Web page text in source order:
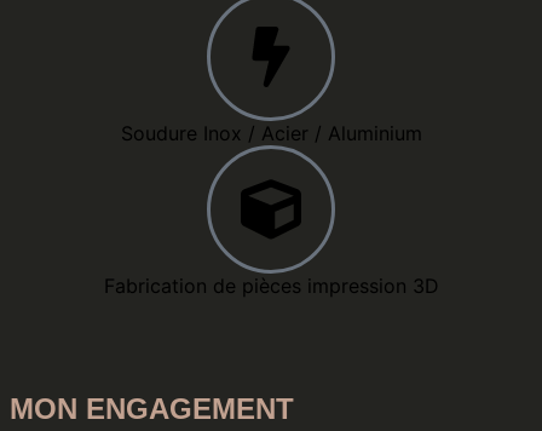
Soudure Inox / Acier / Aluminium
Fabrication de pièces impression 3D
MON ENGAGEMENT